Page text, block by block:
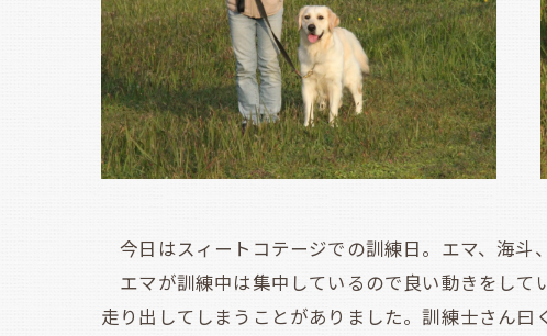
今日はスィートコテージでの訓練日。エマ、海斗
エマが訓練中は集中しているので良い動きをして
走り出してしまうことがありました。訓練士さん